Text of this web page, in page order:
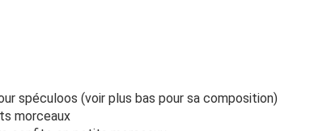
spéculoos (voir plus bas pour sa composition)
morceaux